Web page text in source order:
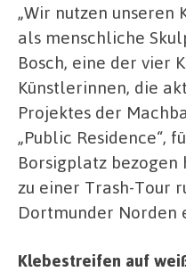
„Wir nutzen
als menschliche
Bosch, eine der vier
Künstlerinnen, die
Projektes der
„Public Residence“,
Borsigplatz bezogen
zu einer Trash-Tour
Dortmunder Norden
Klebestreifen auf